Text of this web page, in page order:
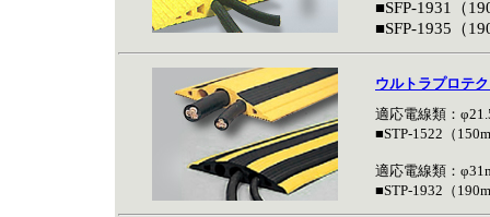
■SFP-1931（
■SFP-1935（
ウルトラプロテ
適応電線類：
■STP-1522（
適応電線類：
■STP-1932（